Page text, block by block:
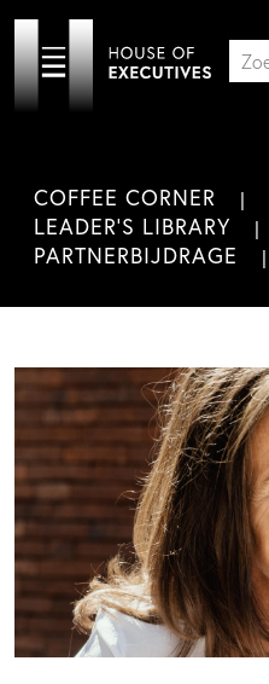
COFFEE CORNER
LEADER'S LIBRARY
PARTNERBIJDRAGE